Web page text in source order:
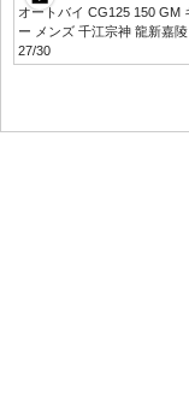
オートバイ CG125 150 GM
ー メンズ 千江宗神 龍新嘉
27/30